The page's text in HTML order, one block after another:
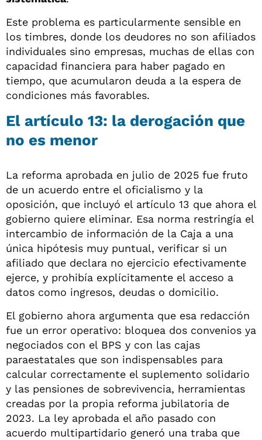
Este problema es particularmente sensible en
los timbres, donde los deudores no son afiliados
individuales sino empresas, muchas de ellas con
capacidad financiera para haber pagado en
tiempo, que acumularon deuda a la espera de
condiciones más favorables.
El artículo 13: la derogación que
no es menor
La reforma aprobada en julio de 2025 fue fruto
de un acuerdo entre el oficialismo y la
oposición, que incluyó el artículo 13 que ahora el
gobierno quiere eliminar. Esa norma restringía el
intercambio de información de la Caja a una
única hipótesis muy puntual, verificar si un
afiliado que declara no ejercicio efectivamente
ejerce, y prohibía explícitamente el acceso a
datos como ingresos, deudas o domicilio.
El gobierno ahora argumenta que esa redacción
fue un error operativo: bloquea dos convenios ya
negociados con el BPS y con las cajas
paraestatales que son indispensables para
calcular correctamente el suplemento solidario
y las pensiones de sobrevivencia, herramientas
creadas por la propia reforma jubilatoria de
2023. La ley aprobada el año pasado con
acuerdo multipartidario generó una traba que